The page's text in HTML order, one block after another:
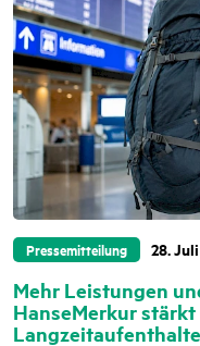
Pressemitteilung 28.
Mehr Leistungen
HanseMerkur